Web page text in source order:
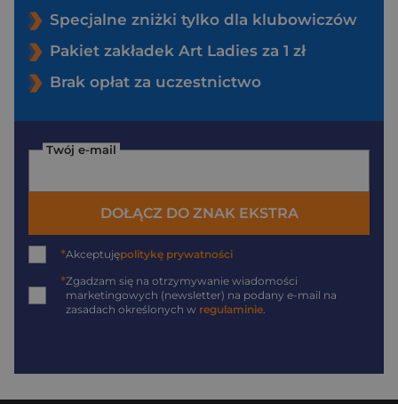
Specjalne zniżki tylko dla klubowiczów
Pakiet zakładek Art Ladies za 1 zł
Brak opłat za uczestnictwo
Twój e-mail
DOŁĄCZ DO ZNAK EKSTRA
*Akceptujępolitykę prywatności
*Zgadzam się na otrzymywanie wiadomości
marketingowych (newsletter) na podany e-mail na
zasadach określonych w regulaminie.